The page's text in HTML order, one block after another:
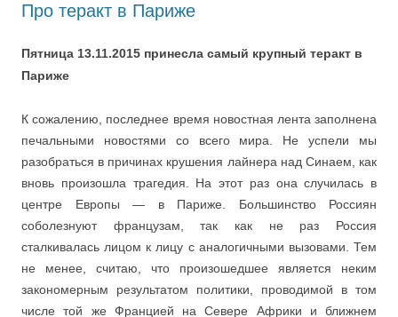
Про теракт в Париже
Пятница 13.11.2015 принесла самый крупный теракт в
Париже
К сожалению, последнее время новостная лента заполнена
печальными новостями со всего мира. Не успели мы
разобраться в причинах крушения лайнера над Синаем, как
вновь произошла трагедия. На этот раз она случилась в
центре Европы — в Париже. Большинство Россиян
соболезнуют французам, так как не раз Россия
сталкивалась лицом к лицу с аналогичными вызовами. Тем
не менее, считаю, что произошедшее является неким
закономерным результатом политики, проводимой в том
числе той же Францией на Севере Африки и ближнем